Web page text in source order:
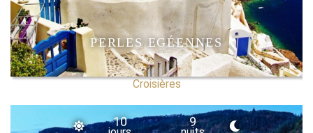
PERLES EGÉENNES
Croisières
10 9